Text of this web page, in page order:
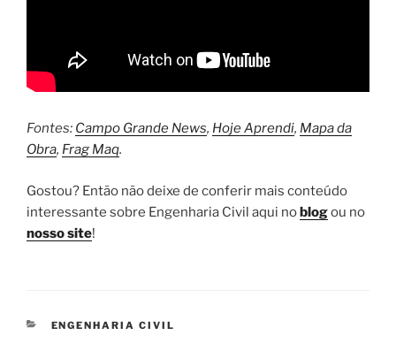
Fontes: Campo Grande News, Hoje Aprendi, Mapa da
Obra, Frag Maq.
Gostou? Então não deixe de conferir mais conteúdo
interessante sobre Engenharia Civil aqui noblogou no
nosso site!
CATEGORIAS
ENGENHARIA CIVIL